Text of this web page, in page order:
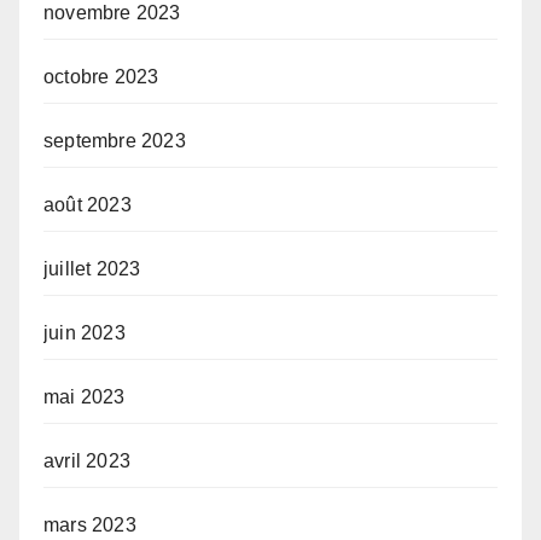
novembre 2023
octobre 2023
septembre 2023
août 2023
juillet 2023
juin 2023
mai 2023
avril 2023
mars 2023